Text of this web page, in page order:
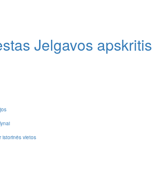
Jelgavos apskritis
istorinės vietos